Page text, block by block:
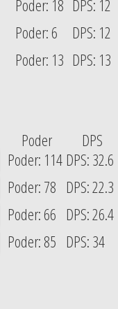
18
12
6
12
13 13
Poder
DPS
114
32.6
78
22.3
66
26.4
85 34